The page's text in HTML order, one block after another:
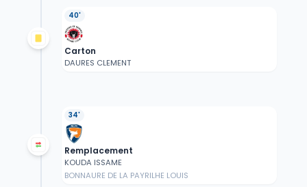
40'
Carton
DAURES CLEMENT
34'
Remplacement
KOUDA ISSAME
BONNAURE DE LA PAYRILHE LOUIS